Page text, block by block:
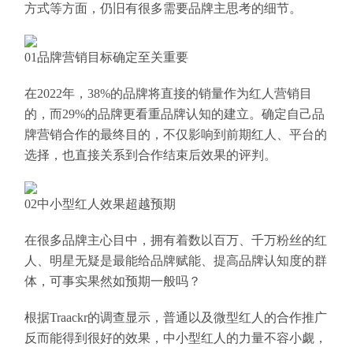
方式等方面，仍旧有很多需要品牌主思考的细节。
01品牌营销目标确定至关重要
在2022年，38%的品牌将直接的销量作为红人营销目
的，而29%的品牌更看重品牌认知的建立。确定自己品
牌营销合作的最终目的，不仅影响到前期红人、平台的
选择，也直接关系到合作结束后效果的评判。
02中小型红人效果超越预期
在很多品牌主心目中，拥有着数以百万、千万粉丝的红
人、明星无疑是最能给品牌赋能、提高品牌认知度的群
体，可事实果然如预期一般吗？
根据Traackr的调查显示，普通以及微型红人的合作推广
反而能得到很好的效果，中小型红人的力量不容小觑，